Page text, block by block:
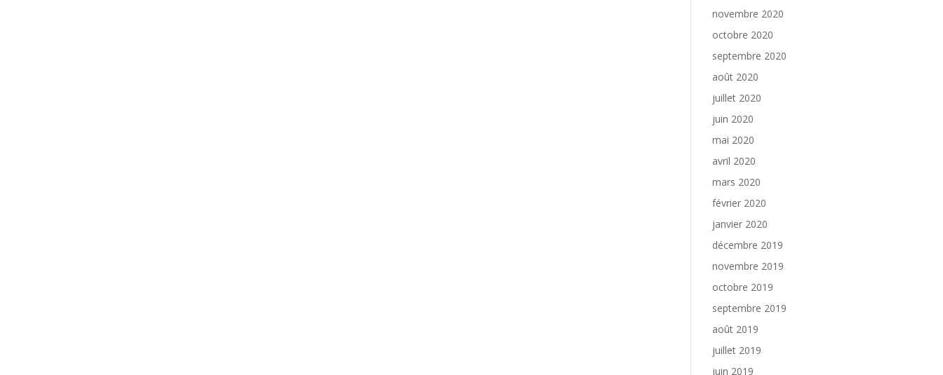
novembre 2020
octobre 2020
septembre 2020
août 2020
juillet 2020
juin 2020
mai 2020
avril 2020
mars 2020
février 2020
janvier 2020
décembre 2019
novembre 2019
octobre 2019
septembre 2019
août 2019
juillet 2019
juin 2019